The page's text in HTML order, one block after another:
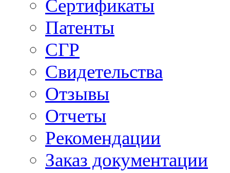
Сертификаты
Патенты
СГР
Свидетельства
Отзывы
Отчеты
Рекомендации
Заказ документации